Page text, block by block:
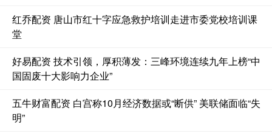
红乔配资 唐山市红十字应急救护培训走进市委党校培训课
堂
好易配资 技术引领，厚积薄发：三峰环境连续九年上榜“中
国固废十大影响力企业”
五牛财富配资 白宫称10月经济数据或“断供” 美联储面临“失
明”